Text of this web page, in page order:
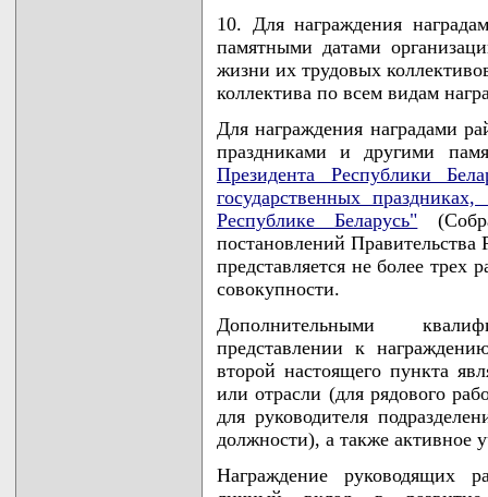
10. Для награждения
памятными датами
жизни их трудовых
коллектива по всем видам
Для награждения наградами
праздниками и другими
Президента Республики
государственных
Республике Беларусь"
постановлений Правительства
представляется не более трех
совокупности.
Дополнительными
представлении к
второй настоящего пункта
или отрасли (для рядового
для руководителя
должности), а также активное
Награждение руководящих